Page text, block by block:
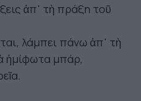
ἀπ᾿ τὴ πράξη τοῦ
λάμπει πάνω ἀπ᾿ τὴ
ἠμίφωτα μπάρ,